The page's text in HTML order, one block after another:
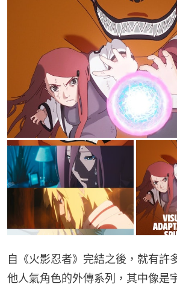
自《火影忍者》完結之後，就有許
他人氣角色的外傳系列，其中像是